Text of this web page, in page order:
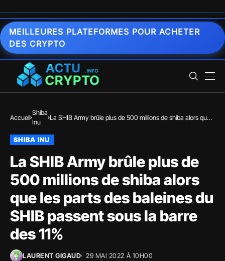
MEILLEURES PLATEFORMES POUR ACHETER
DES CRYPTO
Accueil
Shiba
Inu
La SHIB Army brûle plus de 500 millions de shiba alors que
11%
SHIBA INU
La SHIB Army brûle plus de
500 millions de shiba alors
que les parts des baleines du
SHIB passent sous la barre
des 11%
LAURENT GIGAUD
29 MAI 2022 À 10H00